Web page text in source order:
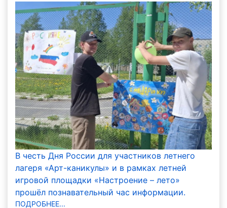
В честь Дня России для участников летнего
лагеря «Арт-каникулы» и в рамках летней
игровой площадки «Настроение – лето»
прошёл познавательный час информации.
ПОДРОБНЕЕ...